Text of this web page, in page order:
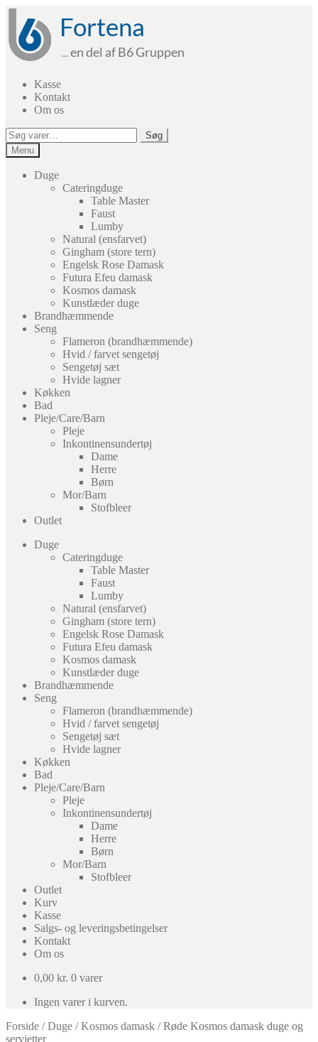
Spring
navigation
Spring
indhold
Kasse
Kontakt
Om os
Søg
efter:
Søg
Menu
Duge
Cateringduge
Table Master
Faust
Lumby
Natural (ensfarvet)
Gingham (store tern)
Engelsk Rose Damask
Futura Efeu damask
Kosmos damask
Kunstlæder duge
Brandhæmmende
Seng
Flameron (brandhæmmende)
Hvid / farvet sengetøj
Sengetøj sæt
Hvide lagner
Køkken
Bad
Pleje/Care/Barn
Pleje
Inkontinensundertøj
Dame
Herre
Børn
Mor/Barn
Stofbleer
Outlet
Duge
Cateringduge
Table Master
Faust
Lumby
Natural (ensfarvet)
Gingham (store tern)
Engelsk Rose Damask
Futura Efeu damask
Kosmos damask
Kunstlæder duge
Brandhæmmende
Seng
Flameron (brandhæmmende)
Hvid / farvet sengetøj
Sengetøj sæt
Hvide lagner
Køkken
Bad
Pleje/Care/Barn
Pleje
Inkontinensundertøj
Dame
Herre
Børn
Mor/Barn
Stofbleer
Outlet
Kurv
Kasse
Salgs- og leveringsbetingelser
Kontakt
Om os
0,00 kr. 0 varer
Ingen varer i kurven.
Forside /Duge /Kosmos damask /Røde Kosmos damask duge og
servietter